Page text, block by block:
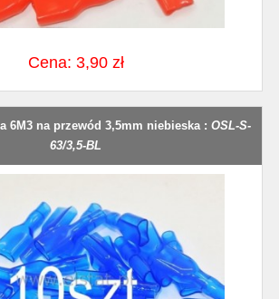
Cena: 3,90 zł
6M3 na przewód 3,5mm niebieska : OSL-S-
63/3,5-BL